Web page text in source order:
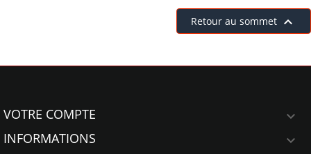
Retour au sommet 
VOTRE COMPTE

INFORMATIONS
